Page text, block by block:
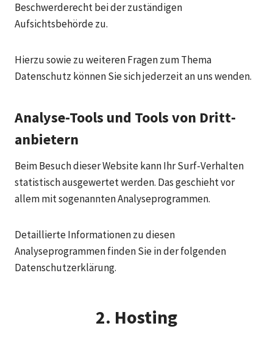
Beschwerderecht bei der zuständigen
Aufsichtsbehörde zu.
Hierzu sowie zu weiteren Fragen zum Thema
Datenschutz können Sie sich jederzeit an uns wenden.
Analyse-Tools und Tools von Dritt­
anbietern
Beim Besuch dieser Website kann Ihr Surf-Verhalten
statistisch ausgewertet werden. Das geschieht vor
allem mit sogenannten Analyseprogrammen.
Detaillierte Informationen zu diesen
Analyseprogrammen finden Sie in der folgenden
Datenschutzerklärung.
2. Hosting